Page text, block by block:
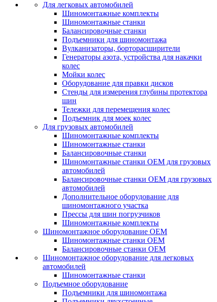
Для легковых автомобилей
Шиномонтажные комплекты
Шиномонтажные станки
Балансировочные станки
Подъемники для шиномонтажа
Вулканизаторы, борторасширители
Генераторы азота, устройства для накачки
колес
Мойки колес
Оборудование для правки дисков
Стенды для измерения глубины протектора
шин
Тележки для перемещения колес
Подъемник для моек колеc
Для грузовых автомобилей
Шиномонтажные комплекты
Шиномонтажные станки
Балансировочные станки
Шиномонтажные станки ОЕМ для грузовых
автомобилей
Балансировочные станки ОЕМ для грузовых
автомобилей
Дополнительное оборудование для
шиномонтажного участка
Прессы для шин погрузчиков
Шиномонтажные комплекты
Шиномонтажное оборудование ОЕМ
Шиномонтажные станки ОЕМ
Балансировочные станки ОЕМ
Шиномонтажное оборудование для легковых
автомобилей
Шиномонтажные станки
Подъемное оборудование
Подъемники для шиномонтажа